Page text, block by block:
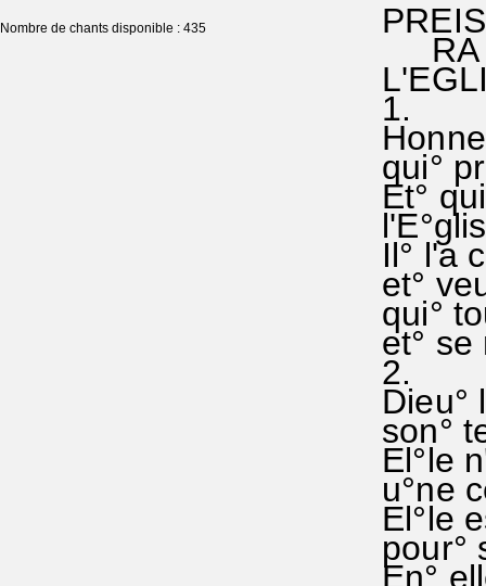
Nombre de chants disponible : 435
RA
1.
qui°
Et°
Il° l'a
et°
qui°
et°
2.
Dieu°
son°
El°le
u°ne
El°le
pour°
En°